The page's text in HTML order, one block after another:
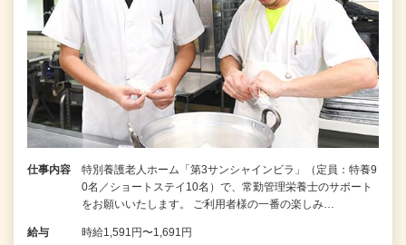
仕事内容
特別養護老人ホーム「第3サンシャインビラ」（定員：特養9
0名／ショートステイ10名）で、常勤管理栄養士のサポート
をお願いいたします。 ご利用者様の一番の楽しみ…
給与 時給1,591円〜1,691円